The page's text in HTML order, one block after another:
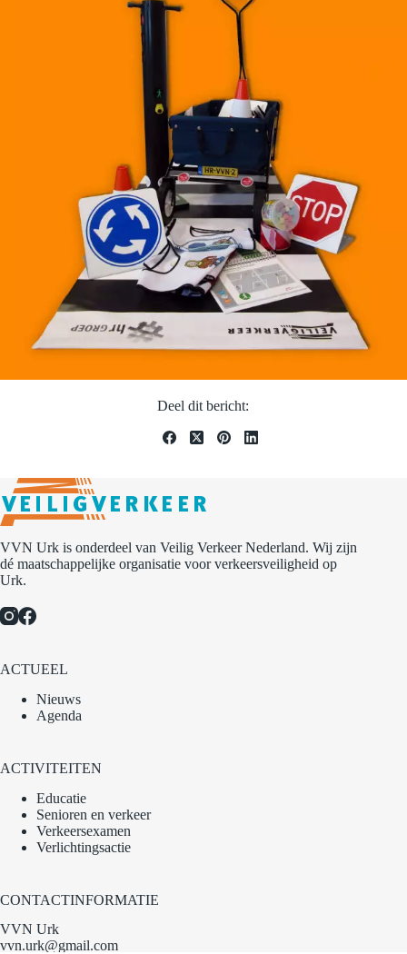
Deel dit bericht:
VVN Urk is onderdeel van Veilig Verkeer Nederland. Wij zijn
dé maatschappelijke organisatie voor verkeersveiligheid op
Urk.
ACTUEEL
Nieuws
Agenda
ACTIVITEITEN
Educatie
Senioren en verkeer
Verkeersexamen
Verlichtingsactie
CONTACTINFORMATIE
VVN Urk
vvn.urk@gmail.com